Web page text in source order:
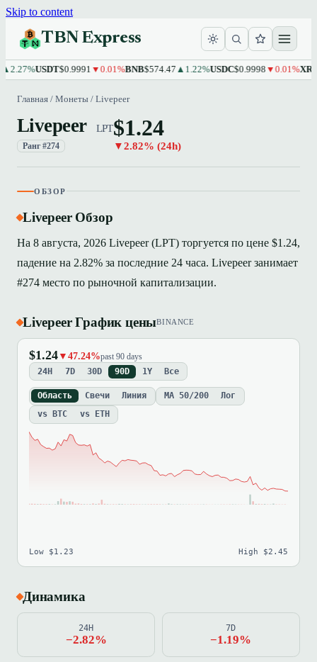
Skip to content
TBN Express
USDT$0.9991▼0.01%BNB$574.47▲1.22%USDC$0.9998▼0.01%XRP
Главная / Монеты / Livepeer
Livepeer LPT
Ранг #274
$1.24
▼2.82% (24h)
ОБЗОР
Livepeer Обзор
На 8 августа, 2026 Livepeer (LPT) торгуется по цене $1.24,
падение на 2.82% за последние 24 часа. Livepeer занимает
#274 место по рыночной капитализации.
Livepeer График ценыBINANCE
$1.24 ▼47.24%past 90 days
24H 7D 30D 90D 1Y Все
Область Свечи Линия MA 50/200
Лог
vs BTC
vs ETH
Low $1.23 High $2.45
Динамика
24H
−2.82%
7D
−1.19%